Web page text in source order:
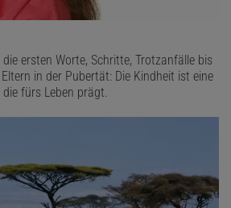
ersten Worte, Schritte, Trotzanfälle bis
in der Pubertät: Die Kindheit ist eine
fürs Leben prägt.